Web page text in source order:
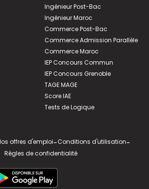
Ingénieur Post-Bac
Ingénieur Maroc
Commerce Post-Bac
Commerce Admission Parallèle
Commerce Maroc
IEP Concours Commun
IEP Concours Grenoble
TAGE MAGE
Score IAE
Tests de Logique
offres d'emploi-Conditions d'utilisation-
Règles de confidentialité